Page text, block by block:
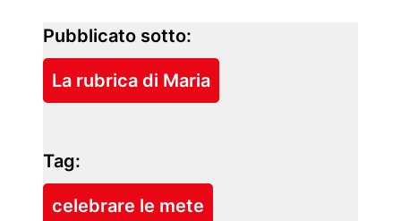
Pubblicato sotto:
La rubrica di Maria
Tag:
celebrare le mete